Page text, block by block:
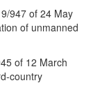
947 of 24 May
of unmanned
of 12 March
country